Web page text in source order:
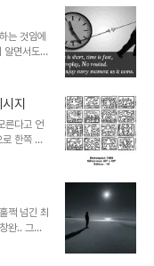
하지 않아
택해 볼
겠지만 이
지닌 이
쉽지 선택
는 것임에
알면서도
만드는
있는 것
게 준비
다음이 제
딱 맞아
더 무섭게
지
른다고 언
한쪽 방
라고 할
이루어지
니다. 하지
게 인지된
다. 어제
제는 1년
쩍 넘긴 최
완.. 그는
저도 부